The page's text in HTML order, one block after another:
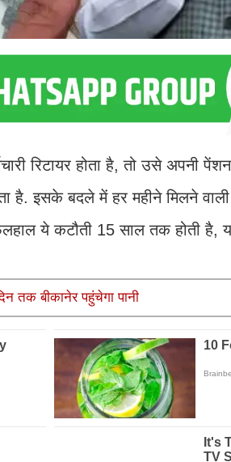
रिटायर होता है, तो उसे अपनी
इसके बदले में हर महीने मिलने
ये कटौती 15 साल तक होती है,
तक बीकानेर पहुंचेगा पानी